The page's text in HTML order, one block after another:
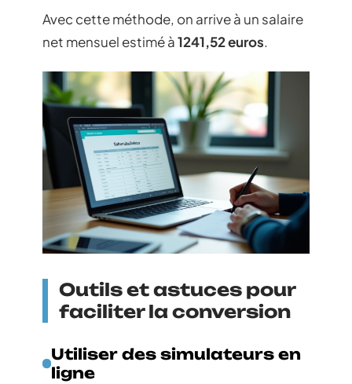
Avec cette méthode, on arrive à un salaire
net mensuel estimé à1241,52 euros.
Outils et astuces pour
faciliter la conversion
Utiliser des simulateurs en
ligne